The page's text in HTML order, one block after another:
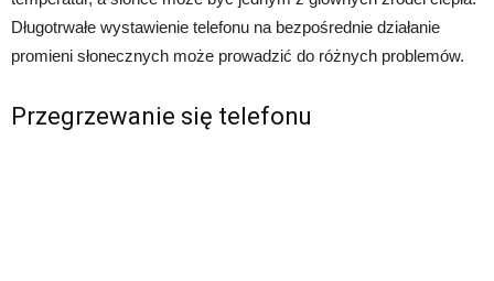
Długotrwałe wystawienie telefonu na bezpośrednie działanie
promieni słonecznych może prowadzić do różnych problemów.
Przegrzewanie się telefonu